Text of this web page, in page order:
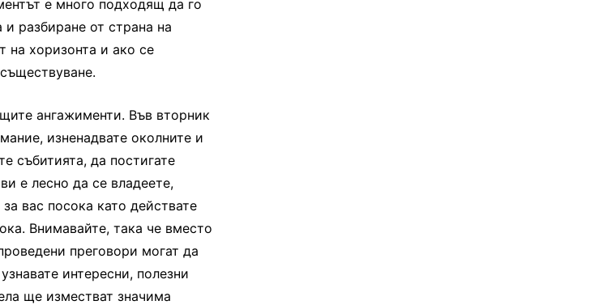
е много подходящ да го
и разбиране от страна на
на хоризонта и ако се
ангажименти. Във вторник
изненадвате околните и
събитията, да постигате
е лесно да се владеете,
вас посока като действате
Внимавайте, така че вместо
преговори могат да
интересни, полезни
ще изместват значима